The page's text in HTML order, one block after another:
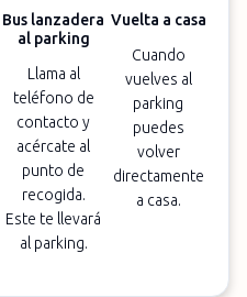
Bus lanzadera
al parking
Llama al
teléfono de
contacto y
acércate al
punto de
recogida.
Este te llevará
al parking.
Vuelta a casa
Cuando
vuelves al
parking
puedes
volver
directamente
a casa.